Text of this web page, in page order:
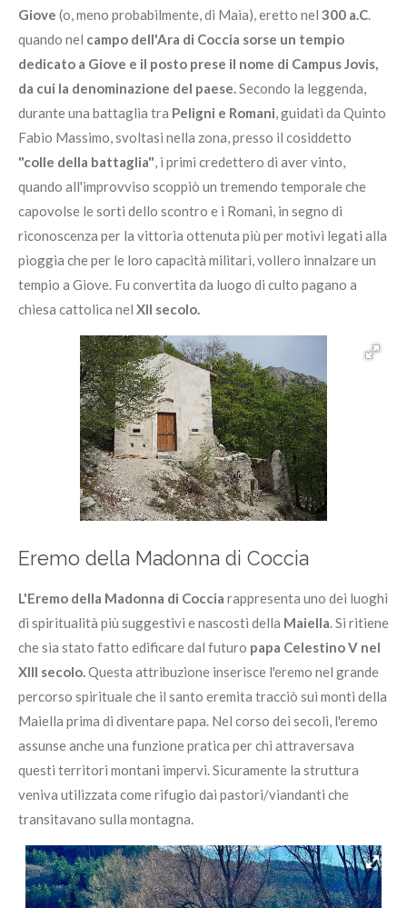
Giove (o, meno probabilmente, di Maia), eretto nel 300 a.C.
quando nel campo dell'Ara di Coccia sorse un tempio
dedicato a Giove e il posto prese il nome di Campus Jovis,
da cui la denominazione del paese.Secondo la leggenda,
durante una battaglia tra Peligni e Romani, guidati da Quinto
Fabio Massimo, svoltasi nella zona, presso il cosiddetto
"colle della battaglia", i primi credettero di aver vinto,
quando all'improvviso scoppiò un tremendo temporale che
capovolse le sorti dello scontro e i Romani, in segno di
riconoscenza per la vittoria ottenuta più per motivi legati alla
pioggia che per le loro capacità militari, vollero innalzare un
tempio a Giove. Fu convertita da luogo di culto pagano a
chiesa cattolica nel XII secolo.
Eremo della Madonna di Coccia
L'Eremo della Madonna di Coccia rappresenta uno dei luoghi
di spiritualità più suggestivi e nascosti della Maiella . Si ritiene
che sia stato fatto edificare dal futuro papa Celestino V nel
XIII secolo. Questa attribuzione inserisce l'eremo nel grande
percorso spirituale che il santo eremita tracciò sui monti della
Maiella prima di diventare papa. Nel corso dei secoli, l'eremo
assunse anche una funzione pratica per chi attraversava
questi territori montani impervi. Sicuramente la struttura
veniva utilizzata come rifugio dai pastori/viandanti che
transitavano sulla montagna.